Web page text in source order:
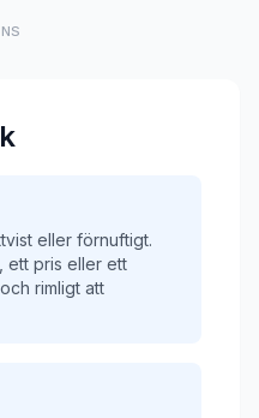
eller förnuftigt.
ett pris eller ett
rimligt att